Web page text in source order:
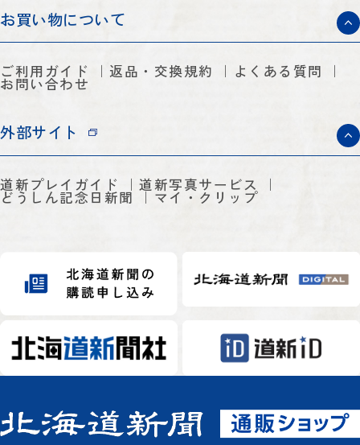
お買い物について
ご利用ガイド 返品・交換規約 よくある質問
お問い合わせ
外部サイト
道新プレイガイド 道新写真サービス
どうしん記念日新聞 マイ・クリップ